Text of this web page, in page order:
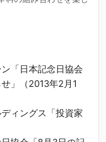
「日本記念日協会
」（2013年2月1
ィングス「投資家